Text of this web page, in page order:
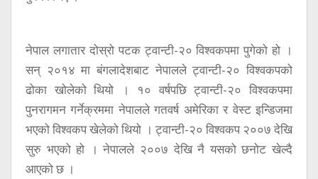
नेपाल लगातार दोस्रो पटक ट्वान्टी-२० विश्वकपमा पुगेको हो ।
सन् २०१४ मा बंगलादेशबाट नेपालले ट्वान्टी-२० विश्वकपको
ढोका खोलेको थियो । १० वर्षपछि ट्वान्टी-२० विश्वकपमा
पुनरागमन गर्नेक्रममा नेपालले गतवर्ष अमेरिका र वेस्ट इन्डिजमा
भएको विश्वकप खेलेको थियो । ट्वान्टी-२० विश्वकप २००७ देखि
सुरु भएको हो । नेपालले २००७ देखि नै यसको छनोट खेल्दै
आएको छ ।